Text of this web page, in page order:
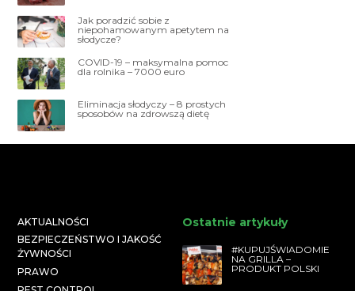
Jak poradzić sobie z
niepohamowanym apetytem na
słodycze?
COVID-19 – maksymalna pomoc
dla rolnika – 7000 euro
Eliminacja słodyczy – 8 prostych
sposobów na zdrowszą dietę
AKTUALNOŚCI
BEZPIECZEŃSTWO I JAKOŚĆ
ŻYWNOŚCI
PRAWO
Ostatnie artykuły
#KUPUJŚWIADOMIE
NA GRILLA –
PRODUKT POLSKI